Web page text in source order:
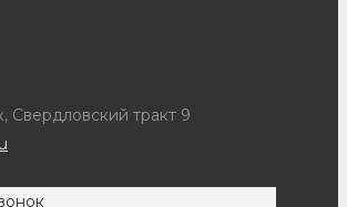
Свердловский тракт 9